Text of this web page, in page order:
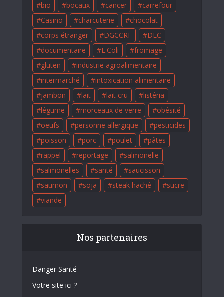
bio
bocaux cancer
carrefour
Casino
charcuterie
chocolat
corps étranger
DGCCRF
DLC
documentaire
E.Coli
fromage
gluten
industrie agroalimentaire
intermarché
intoxication alimentaire
jambon
lait lait cru
listéria
légume
morceaux de verre
obésité
oeufs
personne allergique
pesticides
poisson
porc poulet
pâtes
rappel
reportage
salmonelle
salmonelles
santé
saucisson
saumon
soja steak haché
sucre
viande
Nos partenaires
Danger Santé
Votre site ici ?